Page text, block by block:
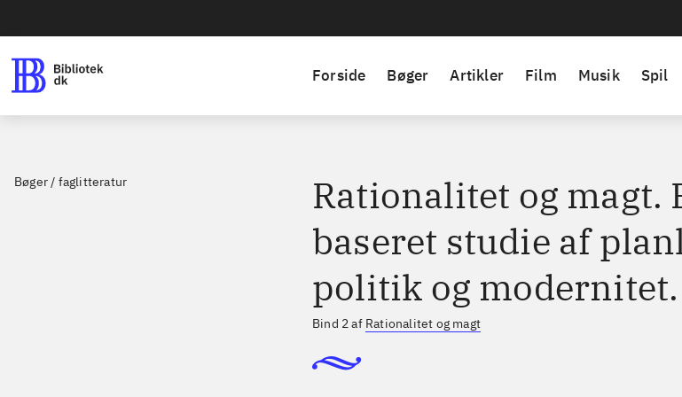
Forside Bøger Artikler Film Musik Spil
Bøger / faglitteratur
Rationalitet og magt.
baseret studie af
politik og
Bind 2 af Rationalitet og magt